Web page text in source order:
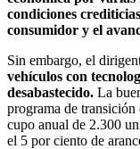
condiciones
consumidor y el
Sin embargo, el
vehículos con
desabastecido. La
programa de transición
cupo anual de 2.300
el 5 por ciento de